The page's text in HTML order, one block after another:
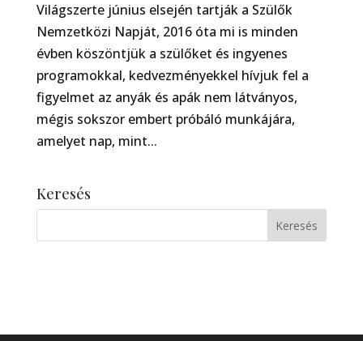
Világszerte június elsején tartják a Szülők
Nemzetközi Napját, 2016 óta mi is minden
évben köszöntjük a szülőket és ingyenes
programokkal, kedvezményekkel hívjuk fel a
figyelmet az anyák és apák nem látványos,
mégis sokszor embert próbáló munkájára,
amelyet nap, mint...
Keresés